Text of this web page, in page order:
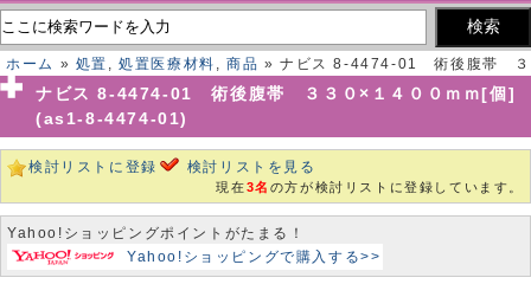
ホーム » 処置 ,処置医療材料 , 商品 » ナビス 8-4474-01 術後腹帯 ３
３０×１４００ｍｍ[個](as1-8-4474-01)
ナビス 8-4474-01 術後腹帯 ３３０×１４００ｍｍ[個]
(as1-8-4474-01)
検討リストに登録 検討リストを見る
現在3名 の方が検討リストに登録しています。
Yahoo!ショッピングポイントがたまる！
Yahoo!ショッピングで購入する>>